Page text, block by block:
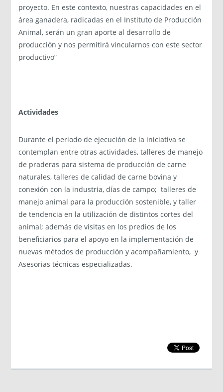
proyecto. En este contexto, nuestras capacidades en el
área ganadera, radicadas en el Instituto de Producción
Animal, serán un gran aporte al desarrollo de
producción y nos permitirá vincularnos con este sector
productivo”
Actividades
Durante el periodo de ejecución de la iniciativa se
contemplan entre otras actividades, talleres de manejo
de praderas para sistema de producción de carne
naturales, talleres de calidad de carne bovina y
conexión con la industria, días de campo; talleres de
manejo animal para la producción sostenible, y taller
de tendencia en la utilización de distintos cortes del
animal; además de visitas en los predios de los
beneficiarios para el apoyo en la implementación de
nuevas métodos de producción y acompañamiento, y
Asesorias técnicas especializadas.